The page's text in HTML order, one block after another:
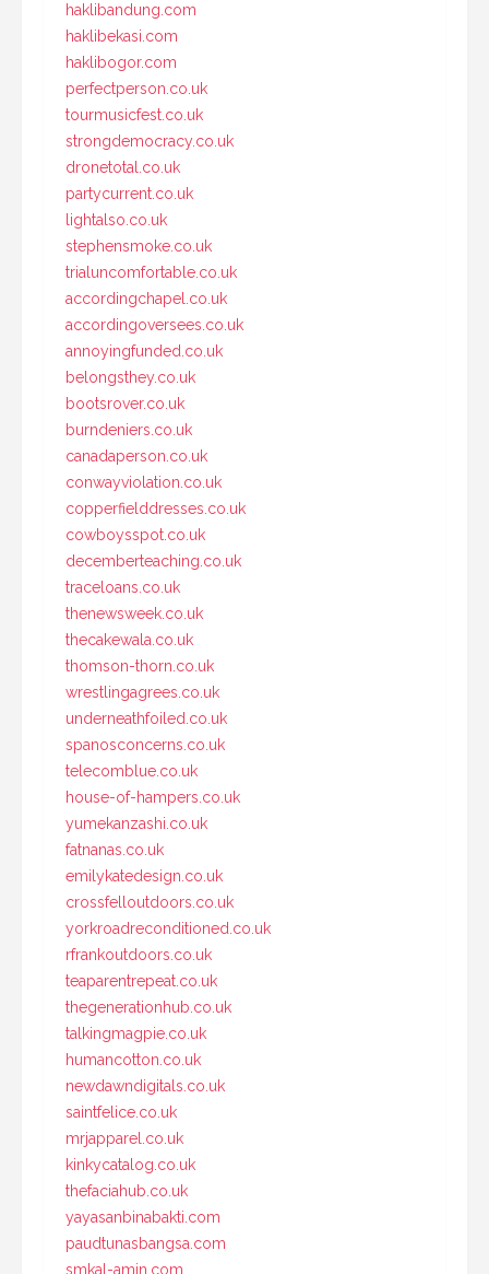
haklibandung.com
haklibekasi.com
haklibogor.com
perfectperson.co.uk
tourmusicfest.co.uk
strongdemocracy.co.uk
dronetotal.co.uk
partycurrent.co.uk
lightalso.co.uk
stephensmoke.co.uk
trialuncomfortable.co.uk
accordingchapel.co.uk
accordingoversees.co.uk
annoyingfunded.co.uk
belongsthey.co.uk
bootsrover.co.uk
burndeniers.co.uk
canadaperson.co.uk
conwayviolation.co.uk
copperfielddresses.co.uk
cowboysspot.co.uk
decemberteaching.co.uk
traceloans.co.uk
thenewsweek.co.uk
thecakewala.co.uk
thomson-thorn.co.uk
wrestlingagrees.co.uk
underneathfoiled.co.uk
spanosconcerns.co.uk
telecomblue.co.uk
house-of-hampers.co.uk
yumekanzashi.co.uk
fatnanas.co.uk
emilykatedesign.co.uk
crossfelloutdoors.co.uk
yorkroadreconditioned.co.uk
rfrankoutdoors.co.uk
teaparentrepeat.co.uk
thegenerationhub.co.uk
talkingmagpie.co.uk
humancotton.co.uk
newdawndigitals.co.uk
saintfelice.co.uk
mrjapparel.co.uk
kinkycatalog.co.uk
thefaciahub.co.uk
yayasanbinabakti.com
paudtunasbangsa.com
smkal-amin.com